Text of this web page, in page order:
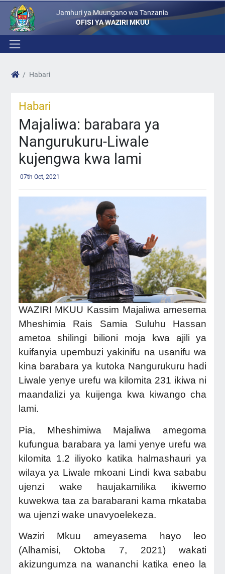
Jamhuri ya Muungano wa Tanzania
OFISI YA WAZIRI MKUU
Habari
Habari
Majaliwa: barabara ya
Nangurukuru-Liwale
kujengwa kwa lami
07th Oct, 2021
WAZIRI MKUU Kassim Majaliwa amesema
Mheshimia Rais Samia Suluhu Hassan
ametoa shilingi bilioni moja kwa ajili ya
kuifanyia upembuzi yakinifu na usanifu wa
kina barabara ya kutoka Nangurukuru hadi
Liwale yenye urefu wa kilomita 231 ikiwa ni
maandalizi ya kuijenga kwa kiwango cha
lami.
Pia, Mheshimiwa Majaliwa amegoma
kufungua barabara ya lami yenye urefu wa
kilomita 1.2 iliyoko katika halmashauri ya
wilaya ya Liwale mkoani Lindi kwa sababu
ujenzi wake haujakamilika ikiwemo
kuwekwa taa za barabarani kama mkataba
wa ujenzi wake unavyoelekeza.
Waziri Mkuu ameyasema hayo leo
(Alhamisi, Oktoba 7, 2021)wakati
akizungumza na wananchi katika eneo la